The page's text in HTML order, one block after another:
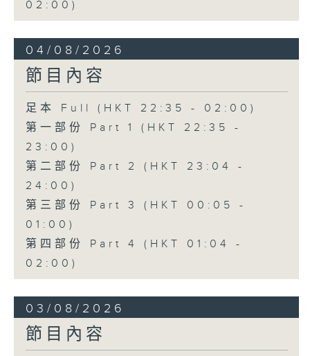
02:00)
04/08/2026
節目內容
足本 Full (HKT 22:35 - 02:00)
第一部份 Part 1 (HKT 22:35 -
23:00)
第二部份 Part 2 (HKT 23:04 -
24:00)
第三部份 Part 3 (HKT 00:05 -
01:00)
第四部份 Part 4 (HKT 01:04 -
02:00)
03/08/2026
節目內容